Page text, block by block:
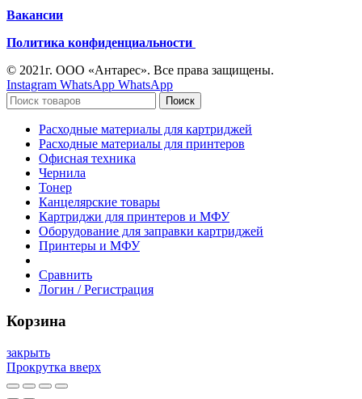
Вакансии
Политика конфиденциальности
© 2021г. ООО «Антарес». Все права защищены.
Instagram WhatsApp WhatsApp
Поиск
Расходные материалы для картриджей
Расходные материалы для принтеров
Офисная техника
Чернила
Тонер
Канцелярские товары
Картриджи для принтеров и МФУ
Оборудование для заправки картриджей
Принтеры и МФУ
Сравнить
Логин / Регистрация
Корзина
закрыть
Прокрутка вверх